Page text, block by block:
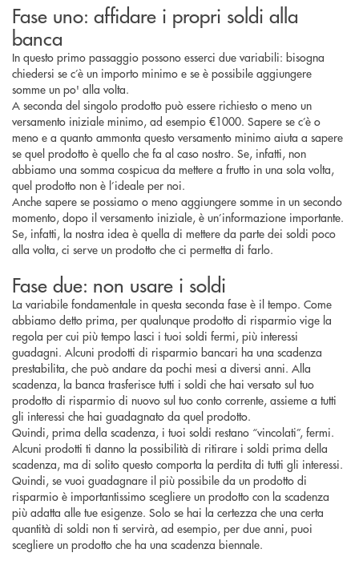
Fase uno: affidare i propri soldi alla
banca
In questo primo passaggio possono esserci due variabili: bisogna
chiedersi se c’è un importo minimo e se è possibile aggiungere
somme un po' alla volta.
A seconda del singolo prodotto può essere richiesto o meno un
versamento iniziale minimo, ad esempio €1000. Sapere se c’è o
meno e a quanto ammonta questo versamento minimo aiuta a sapere
se quel prodotto è quello che fa al caso nostro. Se, infatti, non
abbiamo una somma cospicua da mettere a frutto in una sola volta,
quel prodotto non è l’ideale per noi.
Anche sapere se possiamo o meno aggiungere somme in un secondo
momento, dopo il versamento iniziale, è un’informazione importante.
Se, infatti, la nostra idea è quella di mettere da parte dei soldi poco
alla volta, ci serve un prodotto che ci permetta di farlo.
Fase due: non usare i soldi
La variabile fondamentale in questa seconda fase è il tempo. Come
abbiamo detto prima, per qualunque prodotto di risparmio vige la
regola per cui più tempo lasci i tuoi soldi fermi, più interessi
guadagni. Alcuni prodotti di risparmio bancari ha una scadenza
prestabilita, che può andare da pochi mesi a diversi anni. Alla
scadenza, la banca trasferisce tutti i soldi che hai versato sul tuo
prodotto di risparmio di nuovo sul tuo conto corrente, assieme a tutti
gli interessi che hai guadagnato da quel prodotto.
Quindi, prima della scadenza, i tuoi soldi restano “vincolati”, fermi.
Alcuni prodotti ti danno la possibilità di ritirare i soldi prima della
scadenza, ma di solito questo comporta la perdita di tutti gli interessi.
Quindi, se vuoi guadagnare il più possibile da un prodotto di
risparmio è importantissimo scegliere un prodotto con la scadenza
più adatta alle tue esigenze. Solo se hai la certezza che una certa
quantità di soldi non ti servirà, ad esempio, per due anni, puoi
scegliere un prodotto che ha una scadenza biennale.